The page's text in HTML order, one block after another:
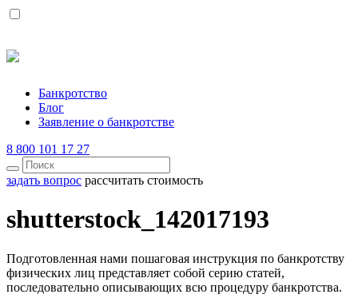
Банкротство
Блог
Заявление о банкротстве
8 800 101 17 27
задать вопрос рассчитать стоимость
shutterstock_142017193
Подготовленная нами пошаговая инструкция по банкротству
физических лиц представляет собой серию статей,
последовательно описывающих всю процедуру банкротства.